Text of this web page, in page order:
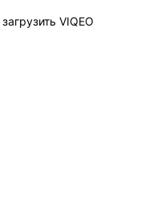
VIQEO